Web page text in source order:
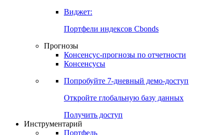
Виджет:
Портфели индексов Cbonds
Прогнозы
Консенсус-прогнозы по отчетности
Консенсусы
Попробуйте 7-дневный демо-доступ
Откройте глобальную базу данных
Получить доступ
Инструментарий
Портфель